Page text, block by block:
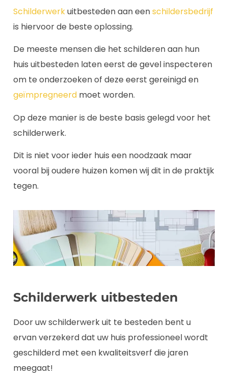
Schilderwerkuitbesteden aan eenschildersbedrijf
is hiervoor de beste oplossing.
De meeste mensen die het schilderen aan hun
huis uitbesteden laten eerst de gevel inspecteren
om te onderzoeken of deze eerst gereinigd en
geïmpregneerd moet worden.
Op deze manier is de beste basis gelegd voor het
schilderwerk.
Dit is niet voor ieder huis een noodzaak maar
vooral bij oudere huizen komen wij dit in de praktijk
tegen.
Schilderwerk uitbesteden
Door uw schilderwerk uit te besteden bent u
ervan verzekerd dat uw huis professioneel wordt
geschilderd met een kwaliteitsverf die jaren
meegaat!